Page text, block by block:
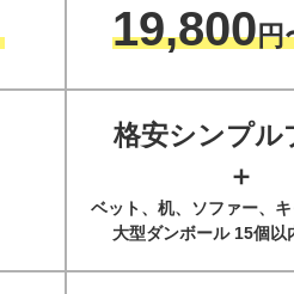
19,800円
格安シンプル
＋
ベット、机、ソファー、キ
大型ダンボール 15個以